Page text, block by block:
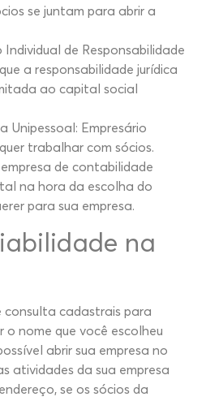
se juntam para abrir a
Individual de Responsabilidade
a responsabilidade jurídica
ao capital social
Unipessoal: Empresário
trabalhar com sócios.
de contabilidade
na hora da escolha do
para sua empresa.
na
consulta cadastrais para
o nome que você escolheu
abrir sua empresa no
atividades da sua empresa
se os sócios da